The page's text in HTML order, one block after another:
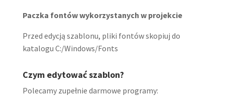
Paczka fontów wykorzystanych w projekcie
Przed edycją szablonu, pliki fontów skopiuj do
katalogu C:/Windows/Fonts
Czym edytować szablon?
Polecamy zupełnie darmowe programy: